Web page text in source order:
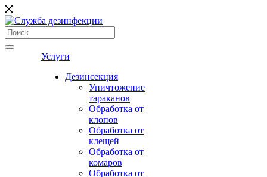
Услуги
Дезинсекция
Уничтожение
тараканов
Обработка от
клопов
Обработка от
клещей
Обработка от
комаров
Обработка от